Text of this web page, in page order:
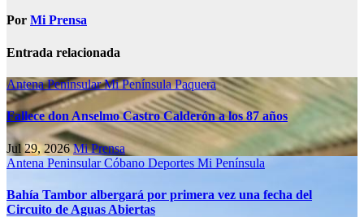
Por Mi Prensa
Entrada relacionada
Antena PeninsularMi PenínsulaPaquera
Fallece don Anselmo Castro Calderón a los 87 años
Jul 29, 2026Mi Prensa
Antena PeninsularCóbano Deportes Mi Península
Bahía Tambor albergará por primera vez una fecha del
Circuito de Aguas Abiertas